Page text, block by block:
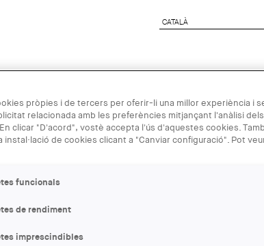
CATALÀ
CATALÀ
Agenda Arquitectura Next
19 JUN
pròpies i de tercers per oferir-li una millor experiència i
relacionada amb les preferències mitjançant l'anàlisi
clicar "D'acord", vostè accepta l'ús d'aquestes cookies.
instal·lació de cookies clicant a "Canviar configuració". Pot
funcionals
de rendiment
imprescindibles